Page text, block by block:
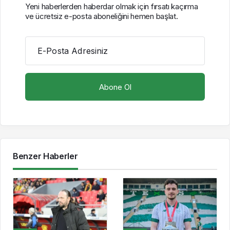
Yeni haberlerden haberdar olmak için fırsatı kaçırma
ve ücretsiz e-posta aboneliğini hemen başlat.
E-Posta Adresiniz
Benzer Haberler